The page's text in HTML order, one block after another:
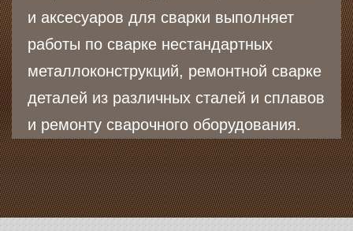
и аксесуаров для сварки выполняет
работы по сварке нестандартных
металлоконструкций, ремонтной сварке
деталей из различных сталей и сплавов
и ремонту сварочного оборудования.